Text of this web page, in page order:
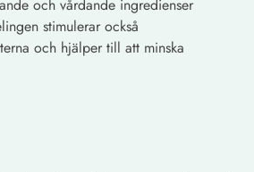
och vårdande ingredienser
stimulerar också
och hjälper till att minska